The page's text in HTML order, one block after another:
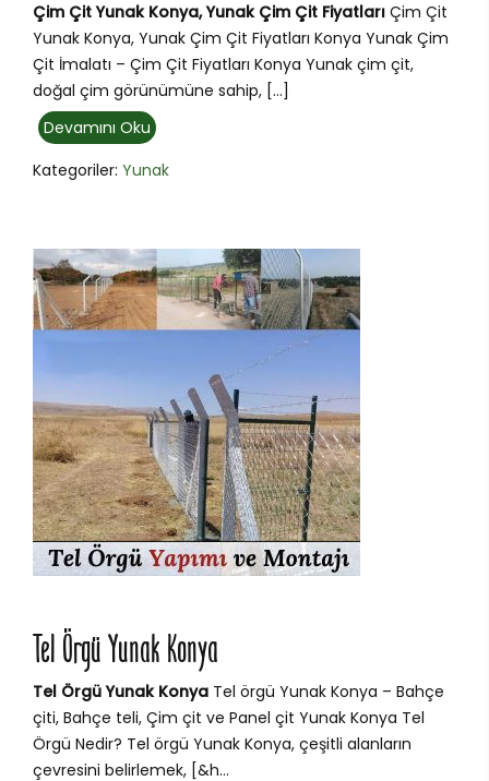
Çim Çit Yunak Konya, Yunak Çim Çit Fiyatları Çim Çit
Yunak Konya, Yunak Çim Çit Fiyatları Konya Yunak Çim
Çit İmalatı – Çim Çit Fiyatları Konya Yunak çim çit,
doğal çim görünümüne sahip, […]
Devamını Oku
Kategoriler: Yunak
Tel Örgü Yunak Konya
Tel Örgü Yunak Konya Tel örgü Yunak Konya – Bahçe
çiti, Bahçe teli, Çim çit ve Panel çit Yunak Konya Tel
Örgü Nedir? Tel örgü Yunak Konya, çeşitli alanların
çevresini belirlemek, [&h...